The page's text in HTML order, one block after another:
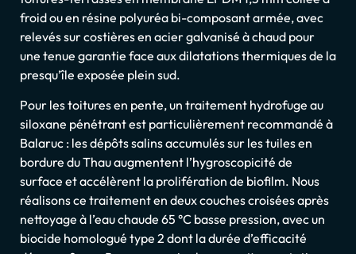
froid ou en résine polyuréa bi-composant armée, avec
relevés sur costières en acier galvanisé à chaud pour
une tenue garantie face aux dilatations thermiques de la
presqu’île exposée plein sud.
Pour les toitures en pente, un traitement hydrofuge au
siloxane pénétrant est particulièrement recommandé à
Balaruc : les dépôts salins accumulés sur les tuiles en
bordure du Thau augmentent l’hygroscopicité de
surface et accélèrent la prolifération de biofilm. Nous
réalisons ce traitement en deux couches croisées après
nettoyage à l’eau chaude 65 °C basse pression, avec un
biocide homologué type 2 dont la durée d’efficacité